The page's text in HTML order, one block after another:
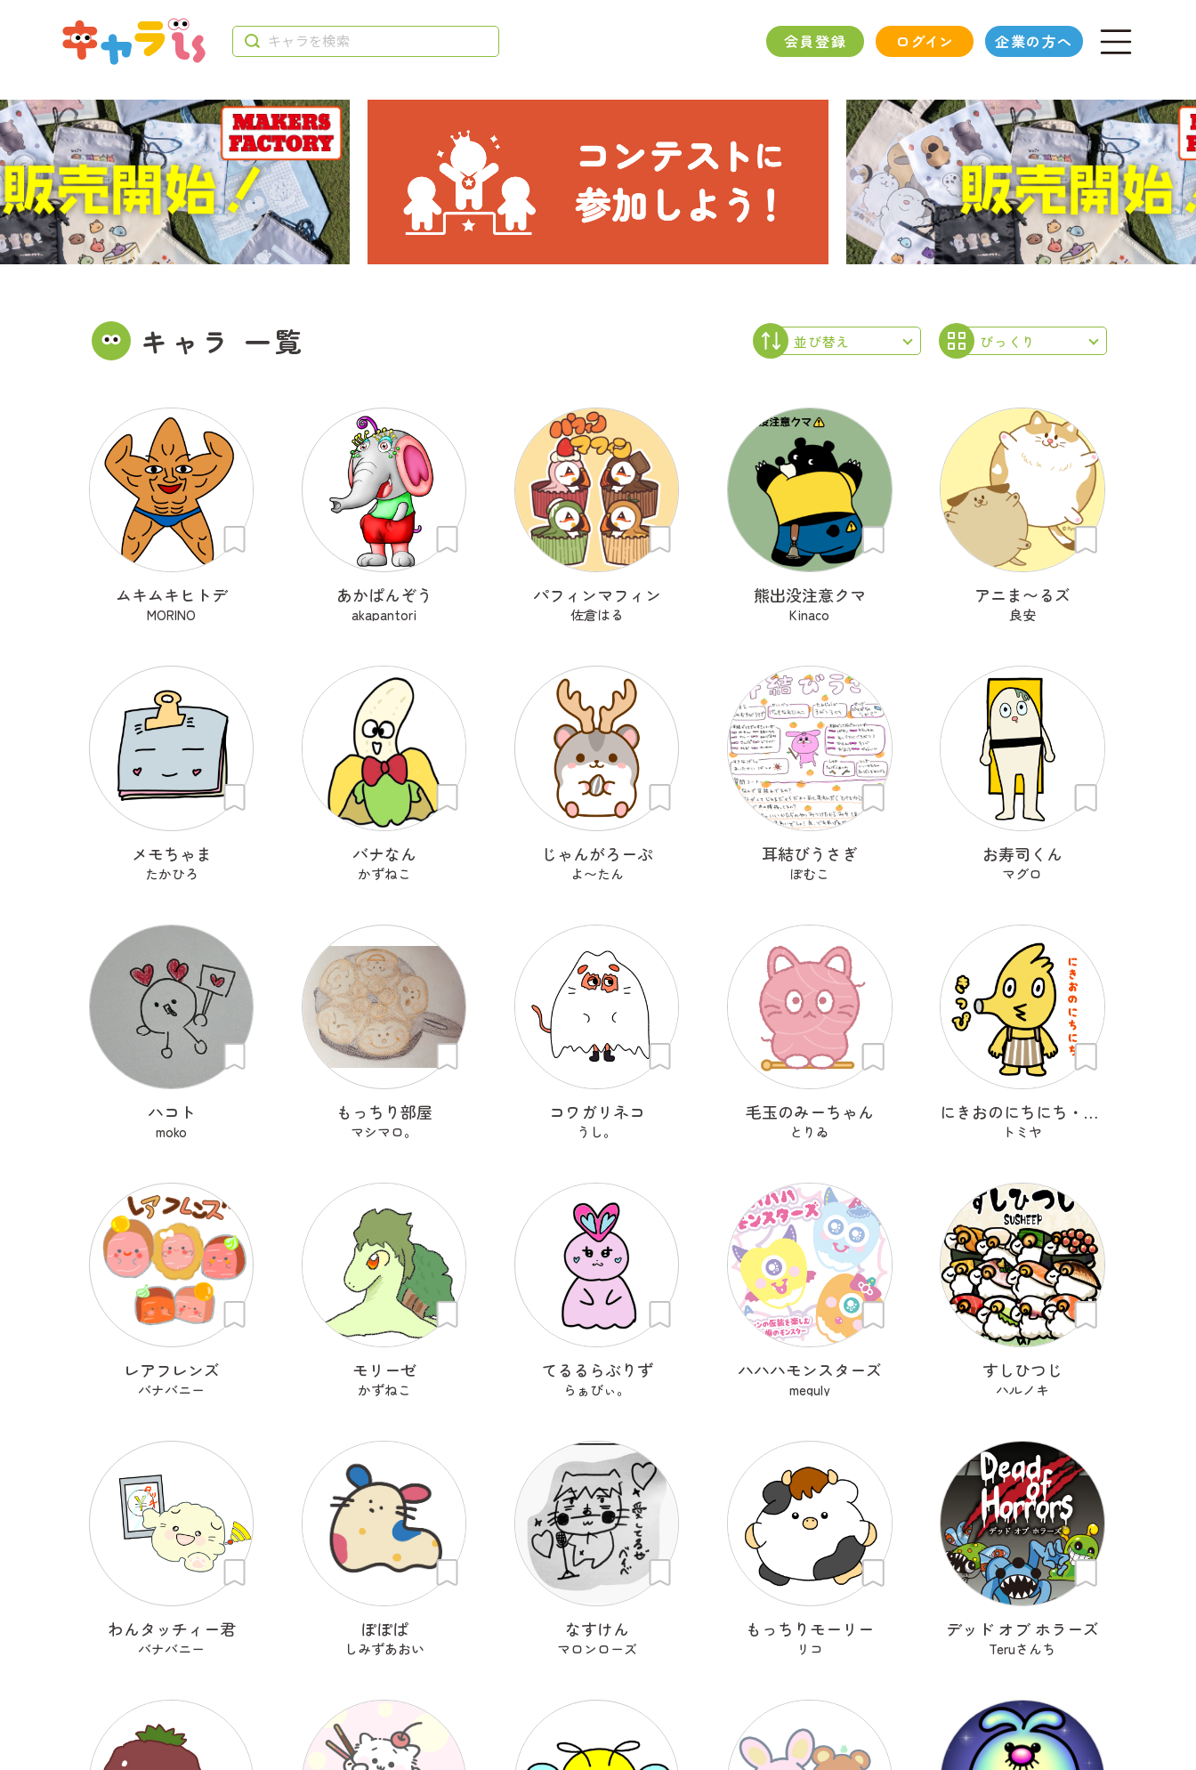
会員登録 ログイン 企業の方へ
キャラ 一覧
ムキムキヒトデ
MORINO
あかぱんぞう
akapantori
パフィンマフィン
佐倉はる
熊出没注意クマ
Kinaco
アニま〜るズ
良安
メモちゃま
たかひろ
バナなん
かずねこ
じゃんがろーぷ
よ〜たん
耳結びうさぎ
ぽむこ
お寿司くん
マグロ
ハコト
moko
もっちり部屋
マシマロ。
コワガリネコ
うし。
毛玉のみーちゃん
とりゐ
にきおのにちにち・きっぴ
トミヤ
レアフレンズ
バナバニー
モリーゼ
かずねこ
てるるらぶりず
らぁびぃ。
ハハハモンスターズ
meguly
すしひつじ
ハルノキ
わんタッチィー君
バナバニー
ぽぽぱ
しみずあおい
なすけん
マロンローズ
もっちりモーリー
リコ
デッド オブ ホラーズ
Teruさんち